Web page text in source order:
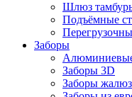
Шлюз
Подъёмные
Заборы
Заборы 3D
Заборы